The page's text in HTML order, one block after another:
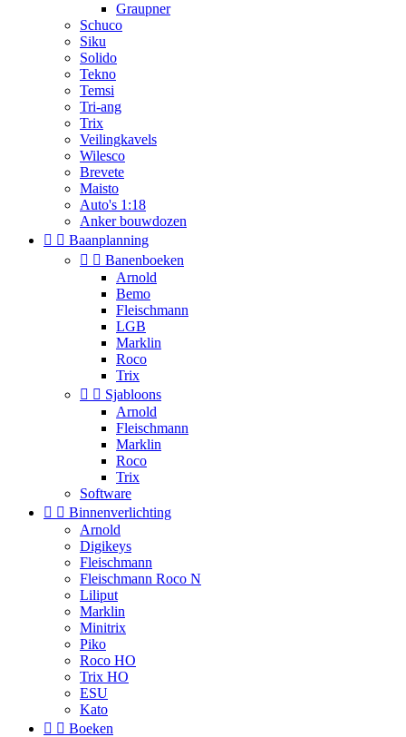
Graupner
Schuco
Siku
Solido
Tekno
Temsi
Tri-ang
Trix
Veilingkavels
Wilesco
Brevete
Maisto
Auto's 1:18
Anker bouwdozen
  Baanplanning
  Banenboeken
Arnold
Bemo
Fleischmann
LGB
Marklin
Roco
Trix
  Sjabloons
Arnold
Fleischmann
Marklin
Roco
Trix
Software
  Binnenverlichting
Arnold
Digikeys
Fleischmann
Fleischmann Roco N
Liliput
Marklin
Minitrix
Piko
Roco HO
Trix HO
ESU
Kato
  Boeken